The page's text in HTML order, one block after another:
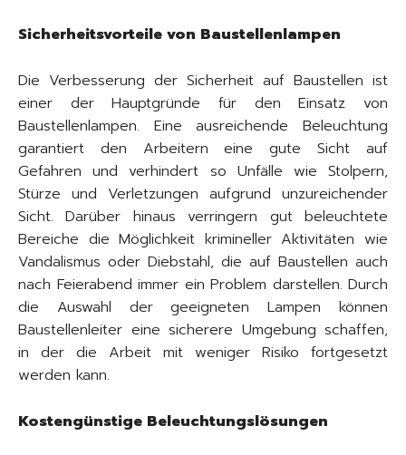
Sicherheitsvorteile von Baustellenlampen
Die Verbesserung der Sicherheit auf Baustellen ist
einer der Hauptgründe für den Einsatz von
Baustellenlampen. Eine ausreichende Beleuchtung
garantiert den Arbeitern eine gute Sicht auf
Gefahren und verhindert so Unfälle wie Stolpern,
Stürze und Verletzungen aufgrund unzureichender
Sicht. Darüber hinaus verringern gut beleuchtete
Bereiche die Möglichkeit krimineller Aktivitäten wie
Vandalismus oder Diebstahl, die auf Baustellen auch
nach Feierabend immer ein Problem darstellen. Durch
die Auswahl der geeigneten Lampen können
Baustellenleiter eine sicherere Umgebung schaffen,
in der die Arbeit mit weniger Risiko fortgesetzt
werden kann.
Kostengünstige Beleuchtungslösungen